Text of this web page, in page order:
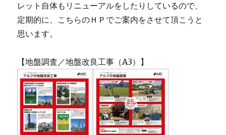
レット自体もリニューアルをしたりしているので、
定期的に、こちらのＨＰでご案内をさせて頂こうと
思います。
【地盤調査／地盤改良工事（A3）】